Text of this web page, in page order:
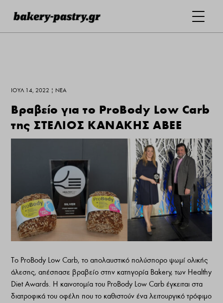
ΙΟΎΛ 14, 2022 | ΝΕΑ
Βραβείο για το ProBody Low Carb
της ΣΤΕΛΙΟΣ ΚΑΝΑΚΗΣ ΑΒΕΕ
Το ProBody Low Carb, το απολαυστικό πολύσπορο ψωμί ολικής
άλεσης, απέσπασε βραβείο στην κατηγορία Bakery, των Healthy
Diet Awards. Η καινοτομία του ProBody Low Carb έγκειται στα
διατροφικά του οφέλη που το καθιστούν ένα λειτουργικό τρόφιμο